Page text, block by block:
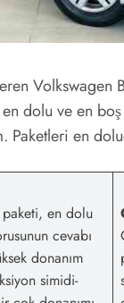
Volkswagen
en dolu ve en
Paketleri en
en dolu
cevabı
donanım
simidi-